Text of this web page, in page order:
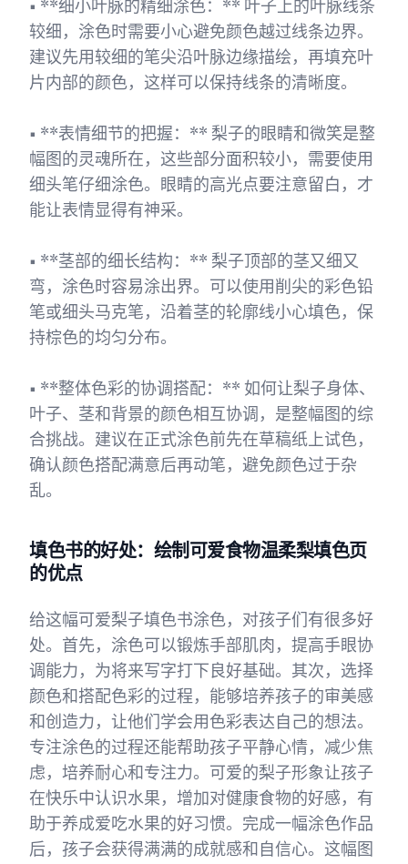
• **细小叶脉的精细涂色：** 叶子上的叶脉线条
较细，涂色时需要小心避免颜色越过线条边界。
建议先用较细的笔尖沿叶脉边缘描绘，再填充叶
片内部的颜色，这样可以保持线条的清晰度。
• **表情细节的把握：** 梨子的眼睛和微笑是整
幅图的灵魂所在，这些部分面积较小，需要使用
细头笔仔细涂色。眼睛的高光点要注意留白，才
能让表情显得有神采。
• **茎部的细长结构：** 梨子顶部的茎又细又
弯，涂色时容易涂出界。可以使用削尖的彩色铅
笔或细头马克笔，沿着茎的轮廓线小心填色，保
持棕色的均匀分布。
• **整体色彩的协调搭配：** 如何让梨子身体、
叶子、茎和背景的颜色相互协调，是整幅图的综
合挑战。建议在正式涂色前先在草稿纸上试色，
确认颜色搭配满意后再动笔，避免颜色过于杂
乱。
填色书的好处：绘制可爱食物温柔梨填色页
的优点
给这幅可爱梨子填色书涂色，对孩子们有很多好
处。首先，涂色可以锻炼手部肌肉，提高手眼协
调能力，为将来写字打下良好基础。其次，选择
颜色和搭配色彩的过程，能够培养孩子的审美感
和创造力，让他们学会用色彩表达自己的想法。
专注涂色的过程还能帮助孩子平静心情，减少焦
虑，培养耐心和专注力。可爱的梨子形象让孩子
在快乐中认识水果，增加对健康食物的好感，有
助于养成爱吃水果的好习惯。完成一幅涂色作品
后，孩子会获得满满的成就感和自信心。这幅图